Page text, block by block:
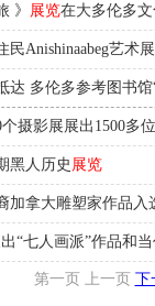
》 展览在大多伦多
Anishinaabeg艺术展
达 多伦多参考图书馆
摄影展展出1500多
黑人历史展览
加拿大雕塑家作品入
“七人画派”作品和
第一页 上一页 下